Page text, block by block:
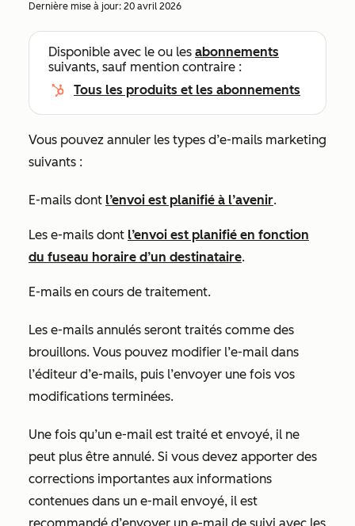
Dernière mise à jour: 20 avril 2026
Disponible avec le ou les abonnements
suivants, sauf mention contraire :
Tous les produits et les abonnements
Vous pouvez annuler les types d’e-mails marketing
suivants :
E-mails dont l’envoi est planifié à l’avenir.
Les e-mails dont l’envoi est planifié en fonction
du fuseau horaire d’un destinataire.
E-mails en cours de traitement.
Les e-mails annulés seront traités comme des
brouillons. Vous pouvez modifier l’e-mail dans
l’éditeur d’e-mails, puis l’envoyer une fois vos
modifications terminées.
Une fois qu’un e-mail est traité et envoyé, il ne
peut plus être annulé. Si vous devez apporter des
corrections importantes aux informations
contenues dans un e-mail envoyé, il est